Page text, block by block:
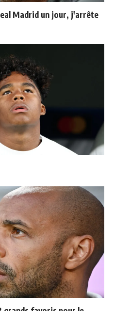
Madrid un jour, j'arrête